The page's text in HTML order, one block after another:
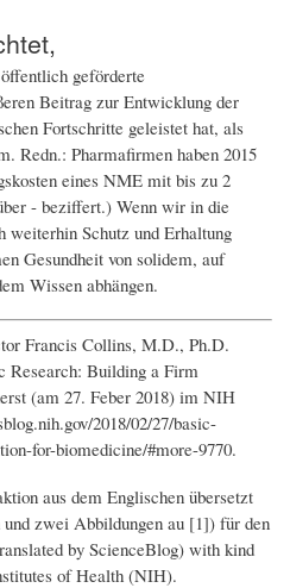
geförderte
Beitrag zur Entwicklung der
Fortschritte geleistet hat, als
Redn.: Pharmafirmen haben 2015
eines NME mit bis zu 2
- beziffert.) Wenn wir in die
weiterhin Schutz und Erhaltung
Gesundheit von solidem, auf
Wissen abhängen.
Francis Collins, M.D., Ph.D.
Research: Building a Firm
(am 27. Feber 2018) im NIH
2018/02/27/basic-
for-biomedicine/#more-9770.
aus dem Englischen übersetzt
zwei Abbildungen au [1]) für den
by ScienceBlog) with kind
of Health (NIH).